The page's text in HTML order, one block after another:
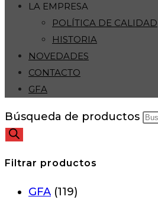
LA EMPRESA
POLÍTICA DE CALIDAD
HISTORIA
NOVEDADES
CONTACTO
GFA
Búsqueda de productos
Filtrar productos
GFA (119)